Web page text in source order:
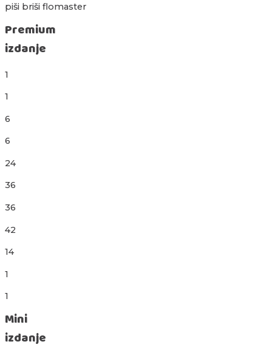
piši briši flomaster
Premium
izdanje
1
1
6
6
24
36
36
42
14
1
1
Mini
izdanje